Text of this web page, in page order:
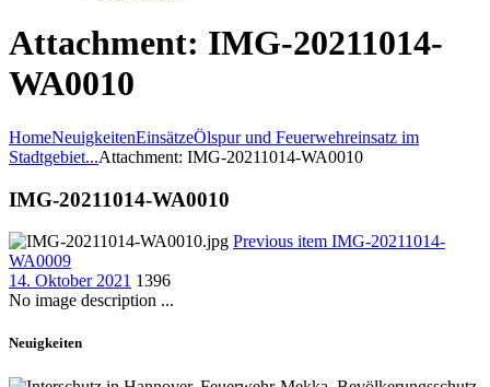
Attachment: IMG-20211014-
WA0010
HomeNeuigkeitenEinsätzeÖlspur und Feuerwehreinsatz im
Stadtgebiet...Attachment: IMG-20211014-WA0010
IMG-20211014-WA0010
Previous item IMG-20211014-
WA0009
14. Oktober 2021 1396
No image description ...
Neuigkeiten